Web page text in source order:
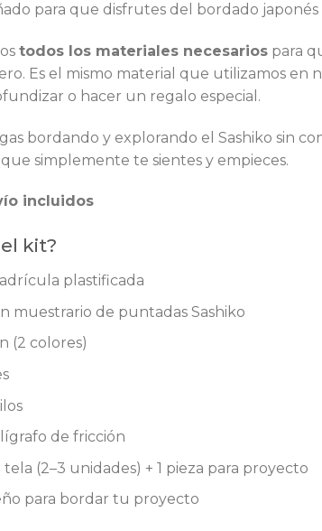
para que disfrutes del bordado
todos los materiales necesarios para
Es el mismo material que utilizamos
o hacer un regalo especial.
bordando y explorando el Sashiko sin
simplemente te sientes y empieces.
incluidos
kit?
plastificada
muestrario de puntadas Sashiko
(2 colores)
de fricción
(2–3 unidades) + 1 pieza para proyecto
para bordar tu proyecto